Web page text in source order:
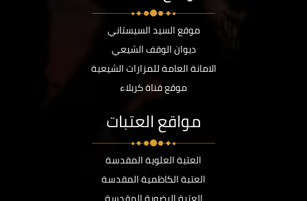
موقع السيد السيستاني
ديوان الوقف الشيعي
الامانة العامة للمزارات الشيعية
موقع قناة كربلاء
مواقع العتبات
العتبة العلوية المقدسة
العتبة الكاظمية المقدسة